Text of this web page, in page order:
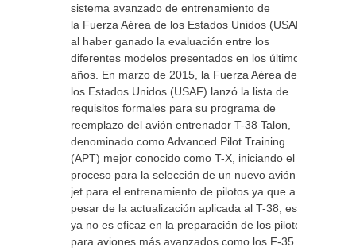
sistema avanzado de entrenamiento de
la Fuerza Aérea de los Estados Unidos (USAF)
al haber ganado la evaluación entre los
diferentes modelos presentados en los últimos
años. En marzo de 2015, la Fuerza Aérea de
los Estados Unidos (USAF) lanzó la lista de
requisitos formales para su programa de
reemplazo del avión entrenador T-38 Talon,
denominado como Advanced Pilot Training
(APT) mejor conocido como T-X, iniciando el
proceso para la selección de un nuevo avión
jet para el entrenamiento de pilotos ya que a
pesar de la actualización aplicada al T-38, este
ya no es eficaz en la preparación de los pilotos
para aviones más avanzados como los F-35 y